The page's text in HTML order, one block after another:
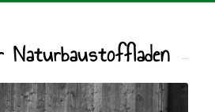
Naturbaustoffladen